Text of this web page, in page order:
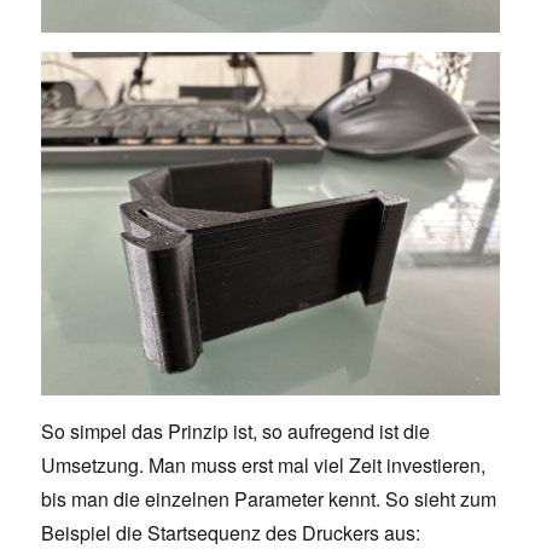
So simpel das Prinzip ist, so aufregend ist die
Umsetzung. Man muss erst mal viel Zeit investieren,
bis man die einzelnen Parameter kennt. So sieht zum
Beispiel die Startsequenz des Druckers aus: